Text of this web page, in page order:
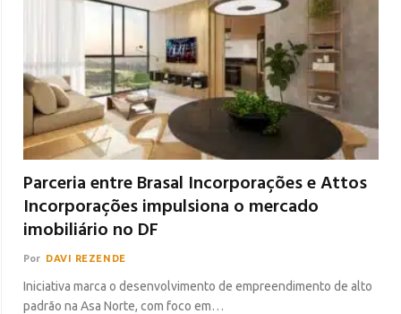
Parceria entre Brasal Incorporações e Attos
Incorporações impulsiona o mercado
imobiliário no DF
Por DAVI REZENDE
Iniciativa marca o desenvolvimento de empreendimento de alto
padrão na Asa Norte, com foco em…